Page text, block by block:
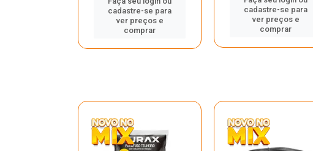
cadastre-se para
ver preços e
comprar
cadastre-se para
ver preços e
comprar